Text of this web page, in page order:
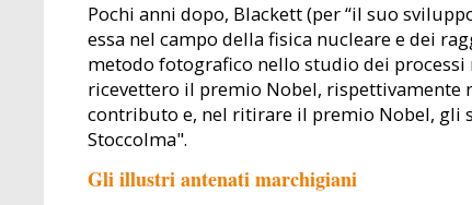
Pochi anni dopo, Blackett (per “il suo
essa nel campo della fisica nucleare e dei
metodo fotografico nello studio dei processi
ricevettero il premio Nobel, rispettivamente
contributo e, nel ritirare il premio Nobel, gli
Stoccolma".
Gli illustri antenati marchigiani